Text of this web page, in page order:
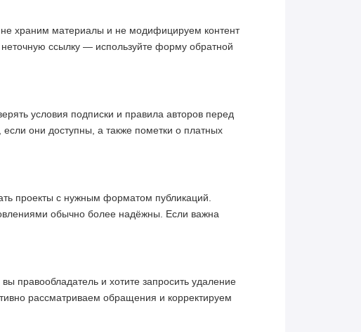
не храним материалы и не модифицируем контент
ссылку — используйте форму обратной
условия подписки и правила авторов перед
они доступны, а также пометки о платных
проекты с нужным форматом публикаций.
обычно более надёжны. Если важна
правообладатель и хотите запросить удаление
рассматриваем обращения и корректируем